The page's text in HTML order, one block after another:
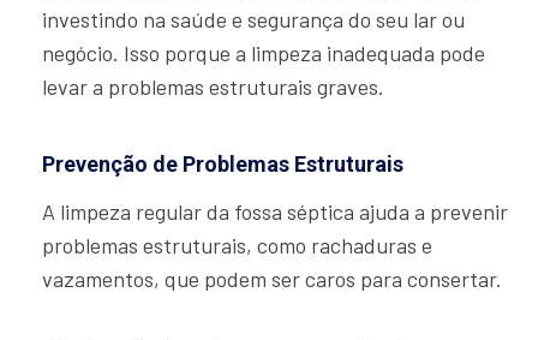
investindo na saúde e segurança do seu lar ou
negócio. Isso porque a limpeza inadequada pode
levar a problemas estruturais graves.
Prevenção de Problemas Estruturais
A limpeza regular da fossa séptica ajuda a prevenir
problemas estruturais, como rachaduras e
vazamentos, que podem ser caros para consertar.